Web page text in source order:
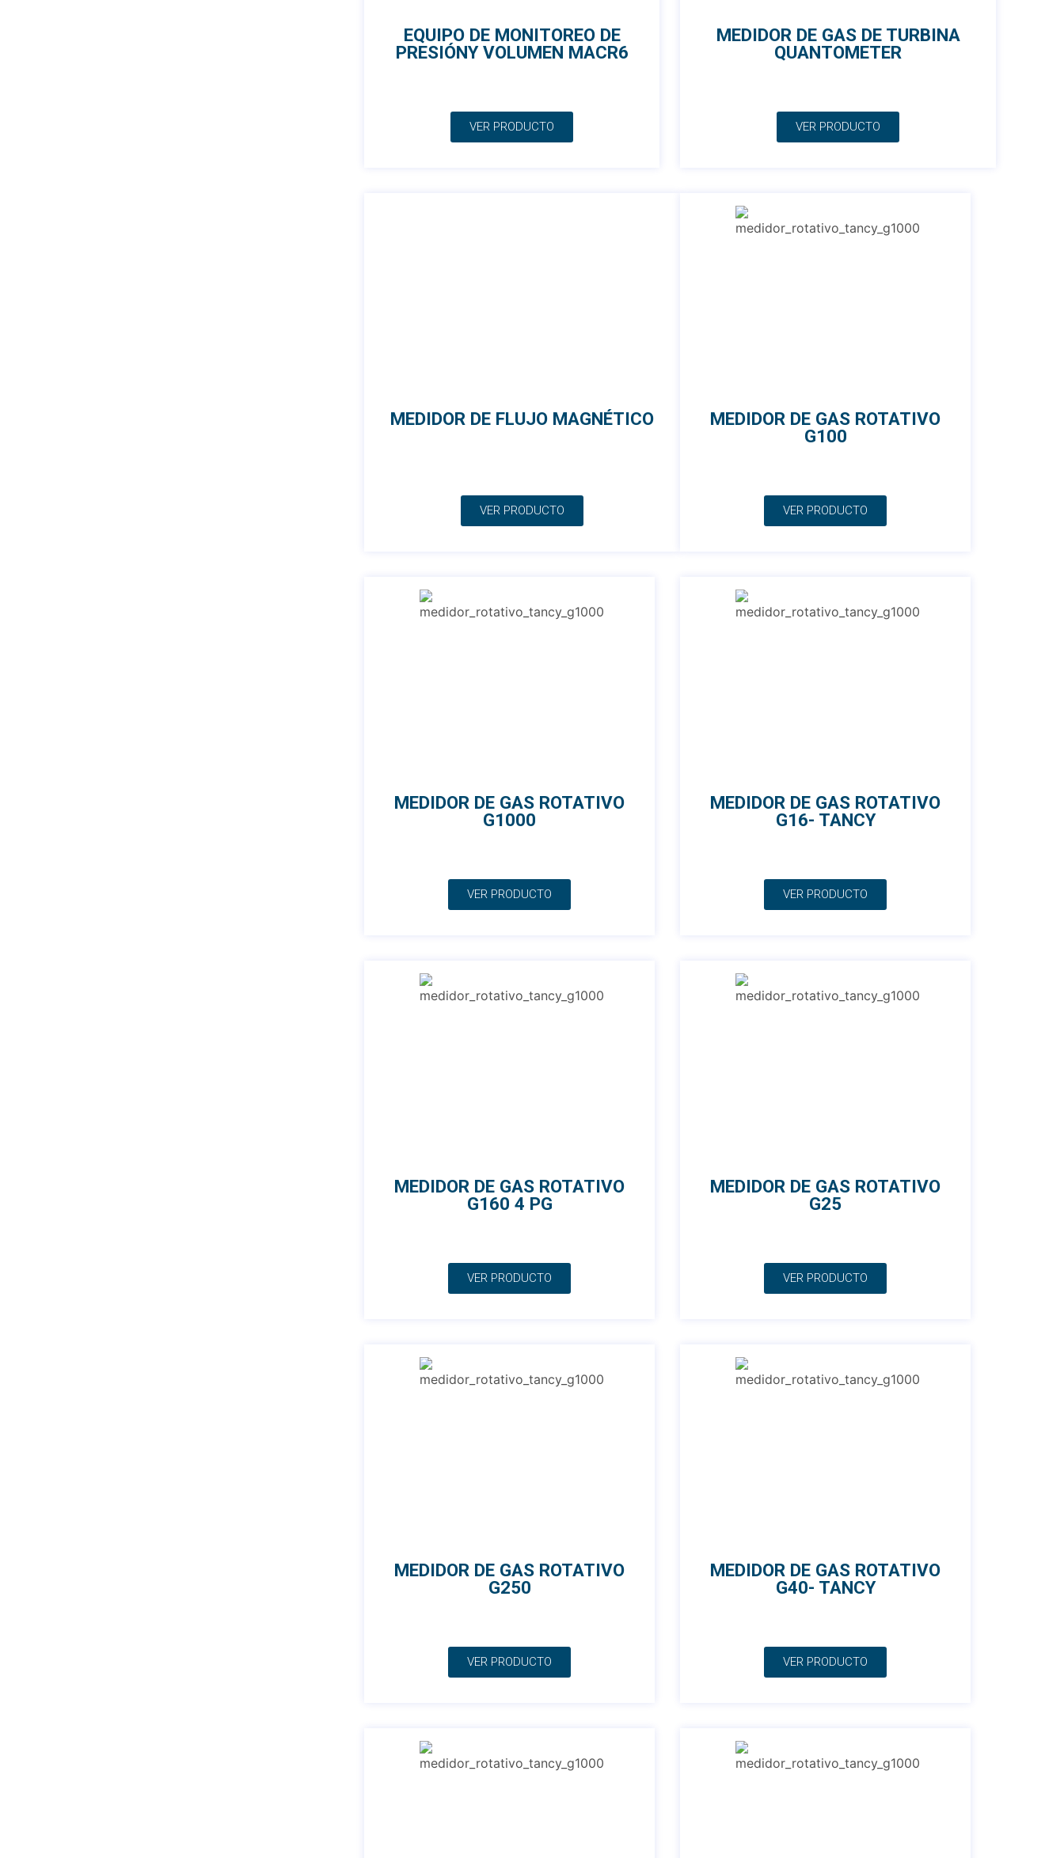
EQUIPO DE MONITOREO DE
PRESIÓNY VOLUMEN MACR6
VER PRODUCTO
MEDIDOR DE GAS DE TURBINA
QUANTOMETER
VER PRODUCTO
MEDIDOR DE FLUJO MAGNÉTICO
VER PRODUCTO
MEDIDOR DE GAS ROTATIVO
G100
VER PRODUCTO
MEDIDOR DE GAS ROTATIVO
G1000
VER PRODUCTO
MEDIDOR DE GAS ROTATIVO
G16- TANCY
VER PRODUCTO
MEDIDOR DE GAS ROTATIVO
G160 4 PG
VER PRODUCTO
MEDIDOR DE GAS ROTATIVO
G25
VER PRODUCTO
MEDIDOR DE GAS ROTATIVO
G250
VER PRODUCTO
MEDIDOR DE GAS ROTATIVO
G40- TANCY
VER PRODUCTO